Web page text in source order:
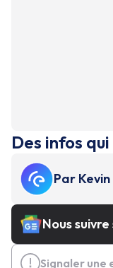
Des infos
Par
Nous
Signaler une